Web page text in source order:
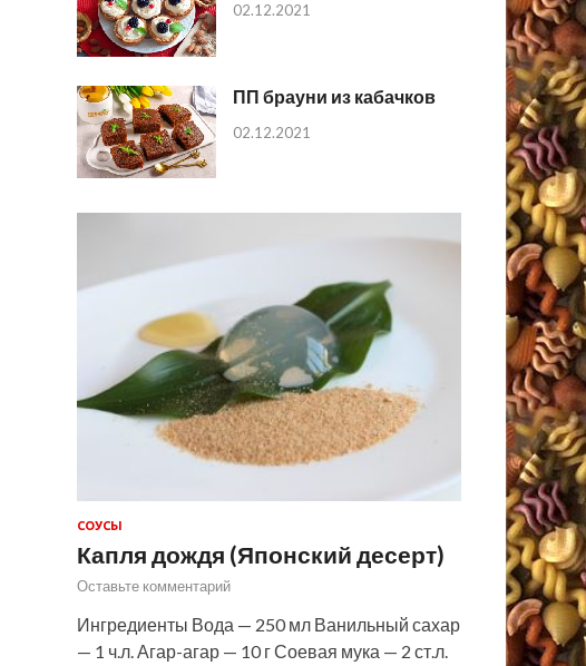
02.12.2021
ПП брауни из кабачков
02.12.2021
СОУСЫ
Капля дождя (Японский десерт)
Оставьте комментарий
Ингредиенты Вода — 250 мл Ванильный сахар
— 1 ч.л. Агар-агар — 10 г Соевая мука — 2 ст.л.